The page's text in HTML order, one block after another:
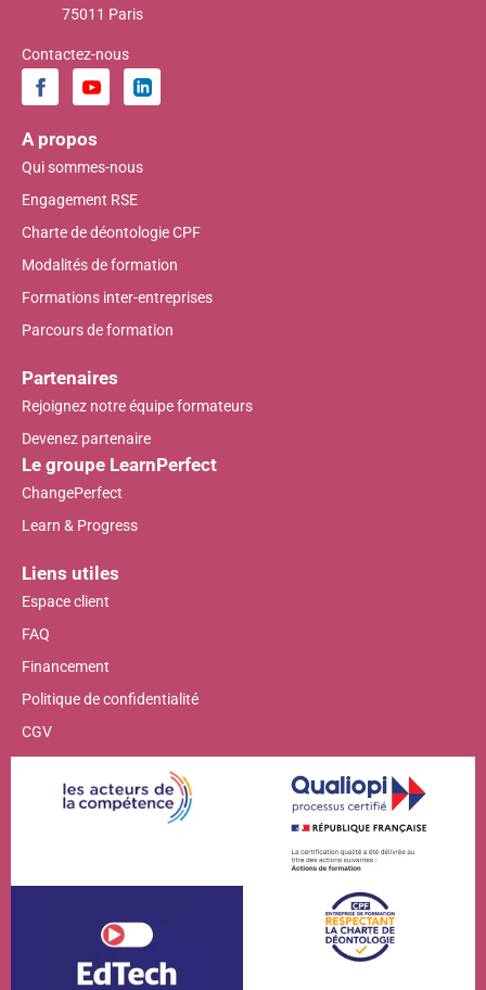
75011 Paris
Contactez-nous
A propos
Qui sommes-nous
Engagement RSE
Charte de déontologie CPF
Modalités de formation
Formations inter-entreprises
Parcours de formation
Partenaires
Rejoignez notre équipe formateurs
Devenez partenaire
Le groupe LearnPerfect
ChangePerfect
Learn & Progress
Liens utiles
Espace client
FAQ
Financement
Politique de confidentialité
CGV